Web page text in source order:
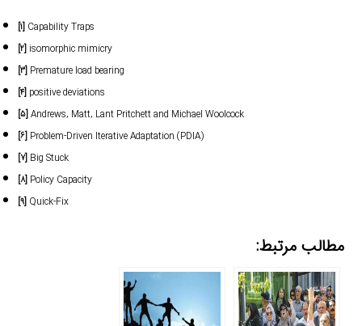
[۱] Capability Traps
[۲] isomorphic mimicry
[۳] Premature load bearing
[۴] positive deviations
[۵] Andrews, Matt, Lant Pritchett and Michael Woolcock
[۶] Problem-Driven Iterative Adaptation (PDIA)
[۷] Big Stuck
[۸] Policy Capacity
[۹] Quick-Fix
مطالب مرتبط: